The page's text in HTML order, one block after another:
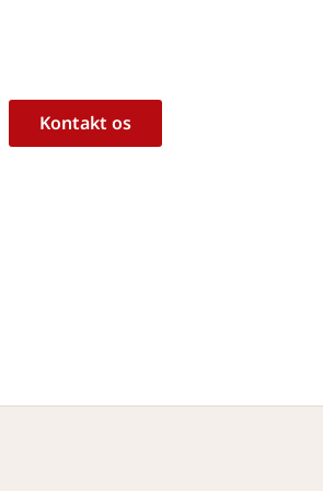
Kontakt os